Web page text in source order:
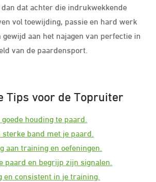
dat achter die indrukwekkende
vol toewijding, passie en hard werk
aan het najagen van perfectie in
van de paardensport.
Tips voor de Topruiter
houding te paard.
band met je paard.
aan training en oefeningen.
paard en begrijp zijn signalen.
en consistent in je training.